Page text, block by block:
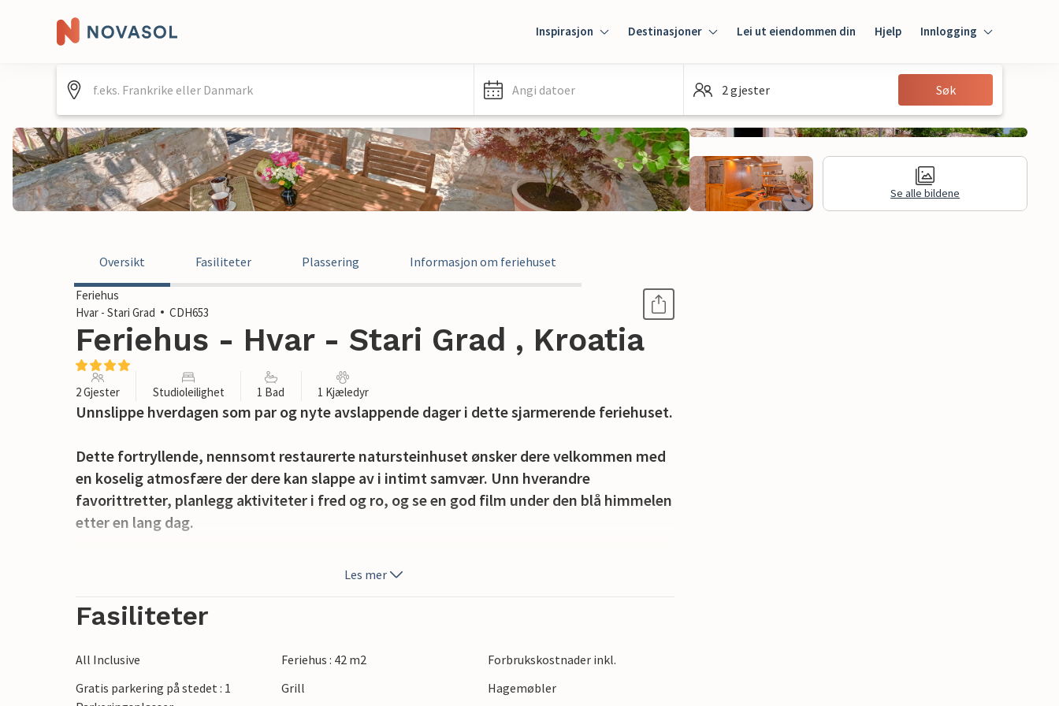
Inspirasjon Destinasjoner Lei ut eiendommen din Hjelp Innlogging
Innlogging
Gjest
Angi datoer 2 gjester Søk
Se alle bildene
Oversikt Fasiliteter Plassering Informasjon om feriehuset
Feriehus
Hvar - Stari Grad
CDH653
Feriehus - Hvar - Stari Grad , Kroatia
2 Gjester Studioleilighet 1 Bad 1 Kjæledyr
Unnslippe hverdagen som par og nyte avslappende dager i dette sjarmerende feriehuset.
Dette fortryllende, nennsomt restaurerte natursteinhuset ønsker dere velkommen med
en koselig atmosfære der dere kan slappe av i intimt samvær. Unn hverandre
favorittretter, planlegg aktiviteter i fred og ro, og se en god film under den blå himmelen
etter en lang dag.
Om morgenen kan dere nyte frokosten på den skyggefulle terrassen og nyte
sommerkveldene med et glass vin.
Sykle gjennom gamle olivenlunder og pittoreske vingårder, eller bestig fjellet Sv. Nikola
eller Dubovica, rusle gjennom den sjarmerende gamlebyen i Hvar og kjøp inn ferske
Les mer
Fasiliteter
All Inclusive Feriehus : 42 m2
Forbrukskostnader inkl.
Gratis parkering på stedet : 1
Grill Hagemøbler